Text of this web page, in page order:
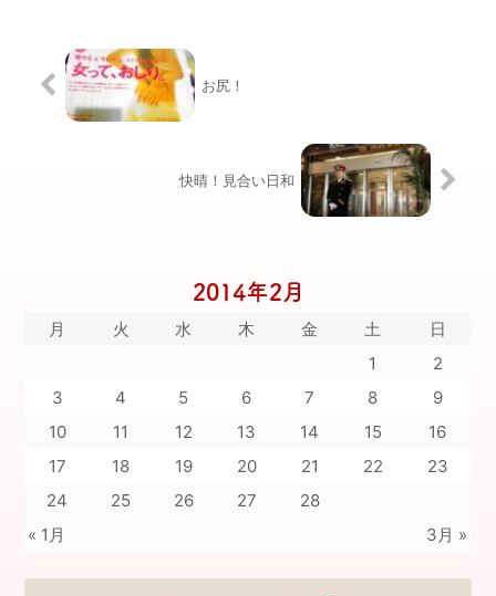
お尻！
快晴！見合い日和
2014年2月
月 火 水 木 金 土 日
« 1月 3月 »
1
2
3
4 5 6 7 8
9
10
11 12 13 14 15
16
17
18 19 20 21 22
23
24
25 26 27 28